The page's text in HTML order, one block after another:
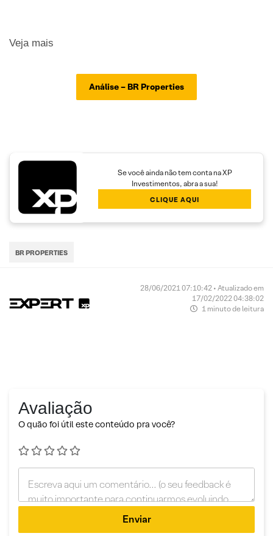
Veja mais
Análise – BR Properties
Se você ainda não tem conta na XP
Investimentos, abra a sua!
CLIQUE AQUI
BR PROPERTIES
28/06/2021 07:10:42 • Atualizado em
17/02/2022 04:38:02
1 minuto de leitura
Avaliação
O quão foi útil este conteúdo pra você?
Enviar